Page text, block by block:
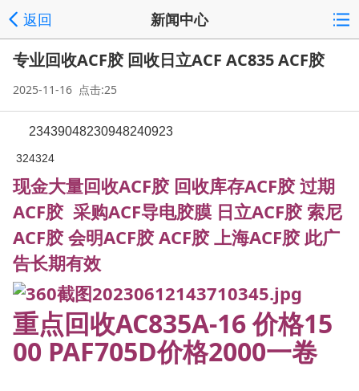
返回 新闻中心
专业回收ACF胶 回收日立ACF AC835 ACF胶
2025-11-16 点击:25
23439048230948240923
324324
现金大量回收ACF胶 回收库存ACF胶 过期
ACF胶 采购ACF导电胶膜 日立ACF胶 索尼
ACF胶 会明ACF胶 ACF胶 上海ACF胶 此广
告长期有效
重点回收AC835A-16 价格15
00 PAF705D价格2000一卷